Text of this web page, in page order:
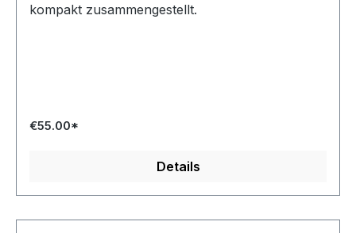
kompakt zusammengestellt.
€55.00*
Details